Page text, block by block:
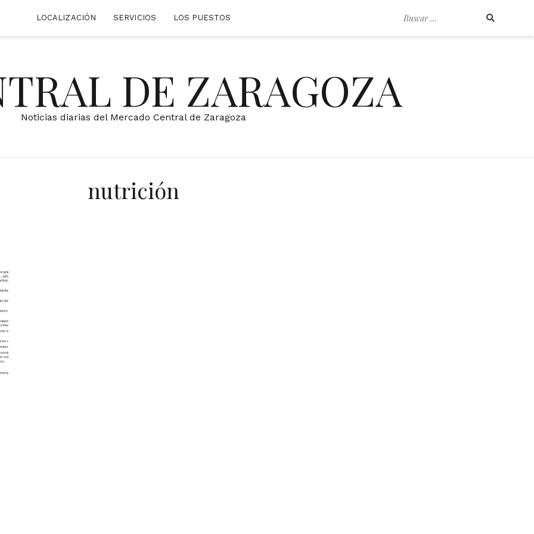
Buscar
LOCALIZACIÓN SERVICIOS LOS PUESTOS
DE ZARAGOZA
Noticias diarias del Mercado Central de Zaragoza
nutrición